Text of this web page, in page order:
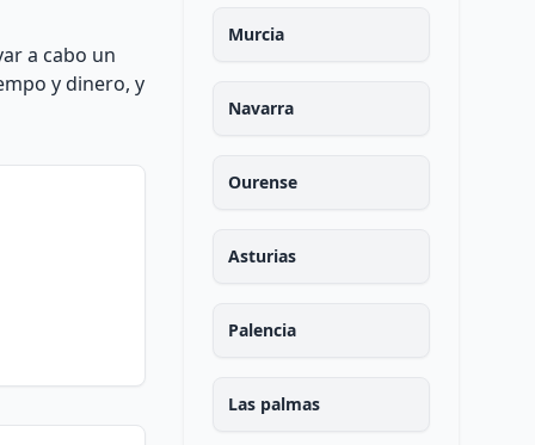
a cabo un
y dinero, y
Murcia
Navarra
Ourense
Asturias
Palencia
Las palmas